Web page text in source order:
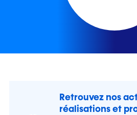
Retrouvez nos
réalisations et